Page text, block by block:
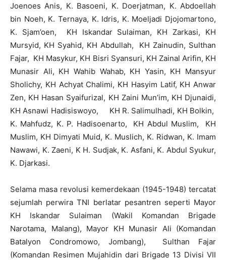
Joenoes Anis, K. Basoeni, K. Doerjatman, K. Abdoellah
bin Noeh, K. Ternaya, K. Idris, K. Moeljadi Djojomartono,
K. Sjam’oen, KH Iskandar Sulaiman, KH Zarkasi, KH
Mursyid, KH Syahid, KH Abdullah, KH Zainudin, Sulthan
Fajar, KH Masykur, KH Bisri Syansuri, KH Zainal Arifin, KH
Munasir Ali, KH Wahib Wahab, KH Yasin, KH Mansyur
Sholichy, KH Achyat Chalimi, KH Hasyim Latif, KH Anwar
Zen, KH Hasan Syaifurizal, KH Zaini Mun’im, KH Djunaidi,
KH Asnawi Hadisiswoyo, KH R. Salimulhadi, KH Bolkin,
K. Mahfudz, K. P. Hadisoenarto, KH Abdul Muslim, KH
Muslim, KH Dimyati Muid, K. Muslich, K. Ridwan, K. Imam
Nawawi, K. Zaeni, K H. Sudjak, K. Asfani, K. Abdul Syukur,
K. Djarkasi.
Selama masa revolusi kemerdekaan (1945-1948) tercatat
sejumlah perwira TNI berlatar pesantren seperti Mayor
KH Iskandar Sulaiman (Wakil Komandan Brigade
Narotama, Malang), Mayor KH Munasir Ali (Komandan
Batalyon Condromowo, Jombang), Sulthan Fajar
(Komandan Resimen Mujahidin dari Brigade 13 Divisi VII